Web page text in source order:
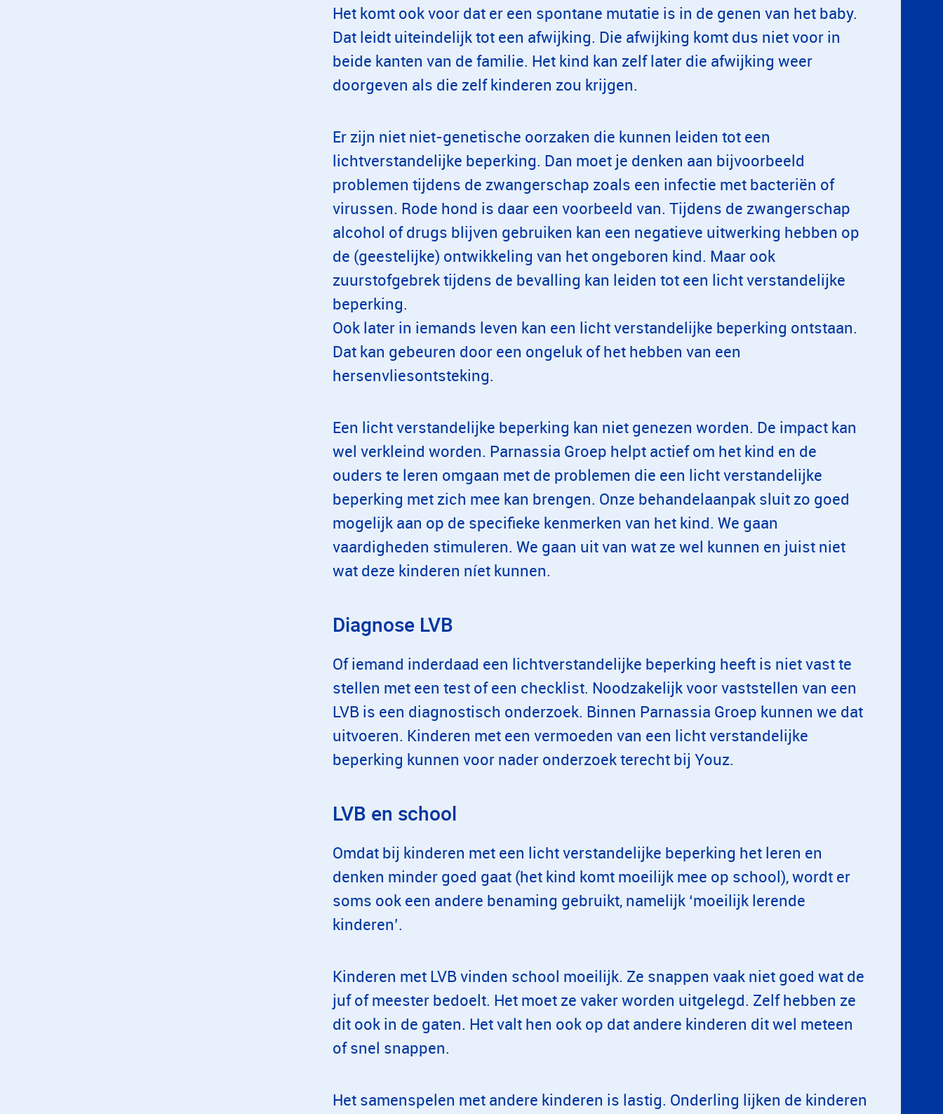
Het komt ook voor dat er een spontane mutatie is in de genen van het baby.
Dat leidt uiteindelijk tot een afwijking. Die afwijking komt dus niet voor in
beide kanten van de familie. Het kind kan zelf later die afwijking weer
doorgeven als die zelf kinderen zou krijgen.
Er zijn niet niet-genetische oorzaken die kunnen leiden tot een
lichtverstandelijke beperking. Dan moet je denken aan bijvoorbeeld
problemen tijdens de zwangerschap zoals een infectie met bacteriën of
virussen. Rode hond is daar een voorbeeld van. Tijdens de zwangerschap
alcohol of drugs blijven gebruiken kan een negatieve uitwerking hebben op
de (geestelijke) ontwikkeling van het ongeboren kind. Maar ook
zuurstofgebrek tijdens de bevalling kan leiden tot een licht verstandelijke
beperking.
​​​​​​​Ook later in iemands leven kan een licht verstandelijke beperking ontstaan.
Dat kan gebeuren door een ongeluk of het hebben van een
hersenvliesontsteking.
Een licht verstandelijke beperking kan niet genezen worden. De impact kan
wel verkleind worden. Parnassia Groep helpt actief om het kind en de
ouders te leren omgaan met de problemen die een licht verstandelijke
beperking met zich mee kan brengen. Onze behandelaanpak sluit zo goed
mogelijk aan op de specifieke kenmerken van het kind. We gaan
vaardigheden stimuleren. We gaan uit van wat ze wel kunnen en juist niet
wat deze kinderen níet kunnen.
Diagnose LVB
Of iemand inderdaad een lichtverstandelijke beperking heeft is niet vast te
stellen met een test of een checklist. Noodzakelijk voor vaststellen van een
LVB is een diagnostisch onderzoek. Binnen Parnassia Groep kunnen we dat
uitvoeren. Kinderen met een vermoeden van een licht verstandelijke
beperking kunnen voor nader onderzoek terecht bij Youz.
LVB en school
Omdat bij kinderen met een licht verstandelijke beperking het leren en
denken minder goed gaat (het kind komt moeilijk mee op school), wordt er
soms ook een andere benaming gebruikt, namelijk ‘moeilijk lerende
kinderen’.
Kinderen met LVB vinden school moeilijk. Ze snappen vaak niet goed wat de
juf of meester bedoelt. Het moet ze vaker worden uitgelegd. Zelf hebben ze
dit ook in de gaten. Het valt hen ook op dat andere kinderen dit wel meteen
of snel snappen.
Het samenspelen met andere kinderen is lastig. Onderling lijken de kinderen